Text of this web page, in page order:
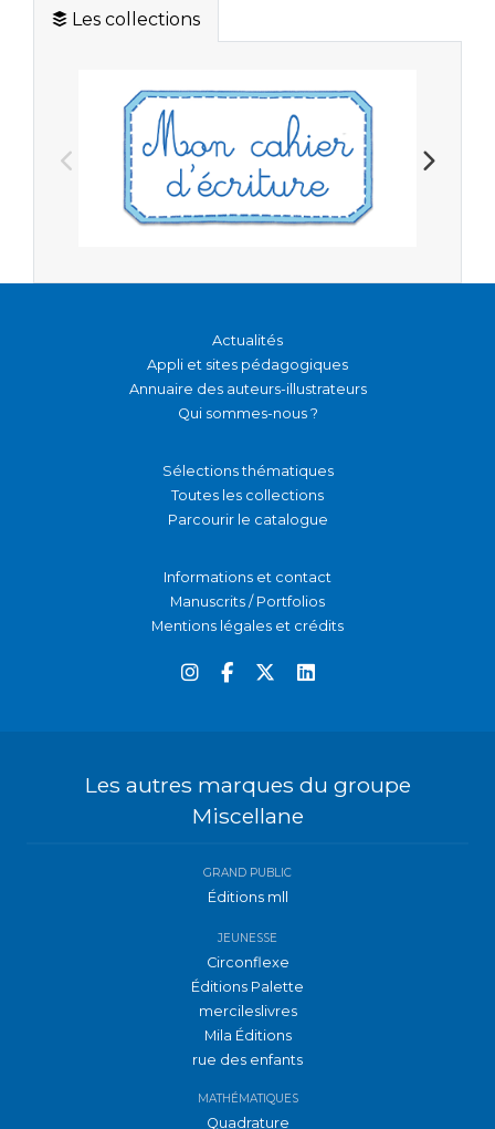
Les collections
Actualités
Appli et sites pédagogiques
Annuaire des auteurs-illustrateurs
Qui sommes-nous ?
Sélections thématiques
Toutes les collections
Parcourir le catalogue
Informations et contact
Manuscrits / Portfolios
Mentions légales et crédits
Les autres marques du groupe
Miscellane
GRAND PUBLIC
Éditions mll
JEUNESSE
Circonflexe
Éditions Palette
mercileslivres
Mila Éditions
rue des enfants
MATHÉMATIQUES
Quadrature